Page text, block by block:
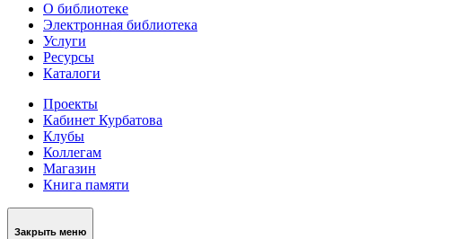
О библиотеке
Электронная библиотека
Услуги
Ресурсы
Каталоги
Проекты
Кабинет Курбатова
Клубы
Коллегам
Магазин
Книга памяти
Закрыть меню